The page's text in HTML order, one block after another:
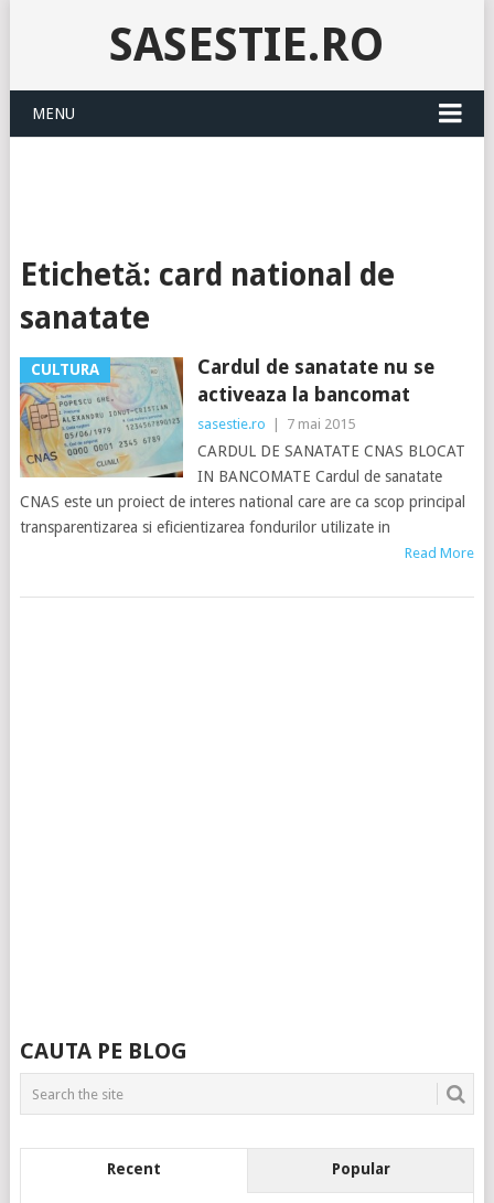
SASESTIE.RO
MENU
Etichetă: card national de
sanatate
CULTURA
Cardul de sanatate nu se
activeaza la bancomat
sasestie.ro 7 mai 2015
CARDUL DE SANATATE CNAS BLOCAT
IN BANCOMATE Cardul de sanatate
CNAS este un proiect de interes national care are ca scop principal
transparentizarea si eficientizarea fondurilor utilizate in
Read More
CAUTA PE BLOG
Recent Popular